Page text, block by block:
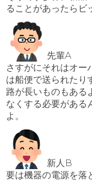
ることがあったらビ
先輩A
さすがにそれはオー
は船便で送られたり
路が長いものもある
なくする必要がある
よ。
新人B
要は機器の電源を落